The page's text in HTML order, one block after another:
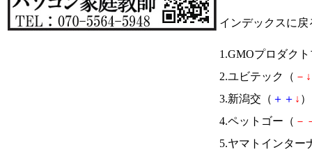
インデックスに戻
1.GMOプロダク
2.ユビテック（ － ↓
3.新潟交（ ＋ ＋ ↓
4.ペットゴー（ －
5.ヤマトインター